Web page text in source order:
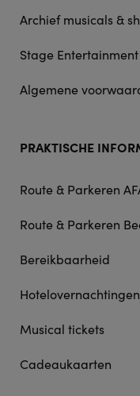
Archief musicals &
Stage
Algemene
PRAKTISCHE
Route & Parkeren
Route & Parkeren
Bereikbaarheid
Hotelovernachtingen
Musical tickets
Cadeaukaarten